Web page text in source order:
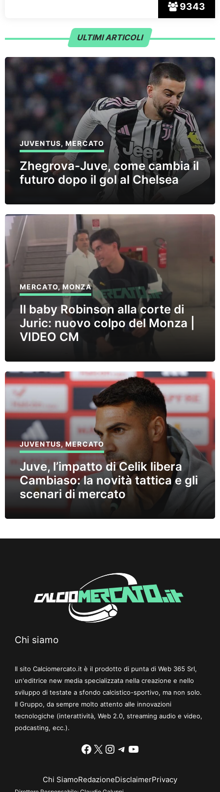
9343
ULTIMI ARTICOLI
JUVENTUS,MERCATO
Zhegrova-Juve, come cambia il
futuro dopo il gol al Chelsea
MERCATO,MONZA
Il baby Robinson alla corte di
Juric: nuovo colpo del Monza |
VIDEO CM
JUVENTUS,MERCATO
Juve, l’impatto di Celik libera
Cambiaso: la novità tattica e gli
scenari di mercato
Chi siamo
Il sito Calciomercato.it è il prodotto di punta di Web 365 Srl,
un'editrice new media specializzata nella creazione e nello
sviluppo di testate a sfondo calcistico-sportivo, ma non solo.
Il Gruppo, da sempre molto attento alle innovazioni
tecnologiche (interattività, Web 2.0, streaming audio e video,
podcasting, ecc.).
Facebook
X Instagram
Telegram
YouTube
Chi SiamoRedazioneDisclaimerPrivacy